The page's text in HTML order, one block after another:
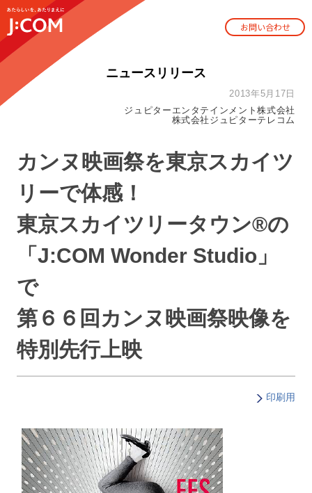
お問い合わせ
ニュースリリース
2013年5月17日
ジュピターエンタテインメント株式会社
株式会社ジュピターテレコム
カンヌ映画祭を東京スカイツ
リーで体感！
東京スカイツリータウン®の
「J:COM Wonder Studio」
で
第６６回カンヌ映画祭映像を
特別先行上映
印刷用